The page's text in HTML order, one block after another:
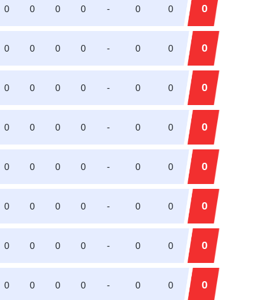
0 0 0 0 - 0 0 0
0 0 0 0 - 0 0 0
0 0 0 0 - 0 0 0
0 0 0 0 - 0 0 0
0 0 0 0 - 0 0 0
0 0 0 0 - 0 0 0
0 0 0 0 - 0 0 0
0 0 0 0 - 0 0 0